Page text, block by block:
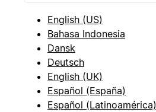
English (US)
Bahasa Indonesia
Dansk
Deutsch
English (UK)
Español (España)
Español (Latinoamérica)